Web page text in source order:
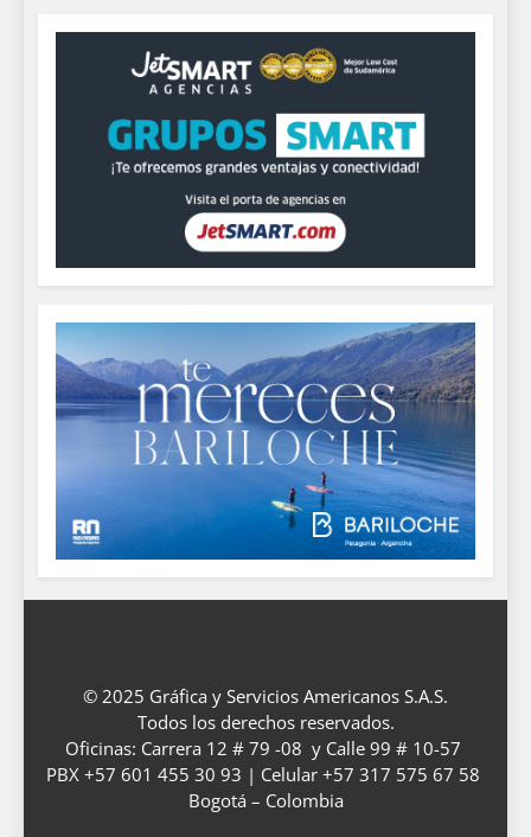
© 2025 Gráfica y Servicios Americanos S.A.S.
Todos los derechos reservados.
Oficinas: Carrera 12 # 79 -08 y Calle 99 # 10-57
PBX +57 601 455 30 93 | Celular +57 317 575 67 58
Bogotá – Colombia